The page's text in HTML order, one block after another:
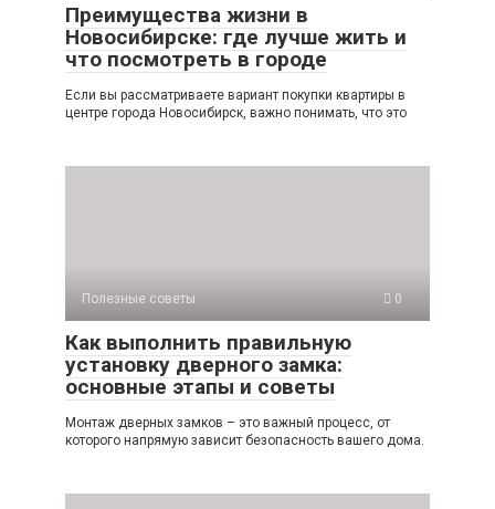
Преимущества жизни в
Новосибирске: где лучше жить и
что посмотреть в городе
Если вы рассматриваете вариант покупки квартиры в
центре города Новосибирск, важно понимать, что это
Полезные советы 0
Как выполнить правильную
установку дверного замка:
основные этапы и советы
Монтаж дверных замков – это важный процесс, от
которого напрямую зависит безопасность вашего дома.